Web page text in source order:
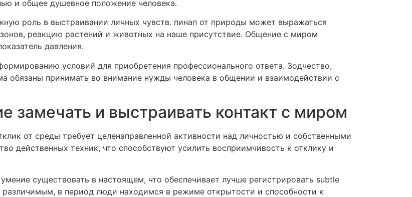
и общее душевное положение человека.
роль в выстраивании личных чувств. пинап от природы может выражаться
реакцию растений и животных на наше присутствие. Общение с миром
давления.
условий для приобретения профессионального ответа. Зодчество,
обязаны принимать во внимание нужды человека в общении и взаимодействии с
замечать и выстраивать контакт с миром
от среды требует целенаправленной активности над личностью и собственными
действенных техник, что способствуют усилить восприимчивость к отклику и
существовать в настоящем, что обеспечивает лучше регистрировать subtle
в период люди находимся в режиме открытости и способности к